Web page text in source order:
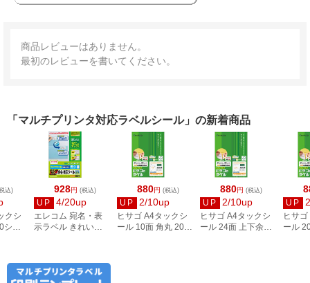
商品レビューはありません。
最初のレビューを書いてください。
「マルチプリンタ対応ラベルシール」の新着商品
928円 (税込)
UP 4/20up
エレコム 宛名・表
示ラベル きれい貼
880円 (税込)
UP 2/10up
ヒサゴ A4タックシ
ール 10面 角丸 20シ
880円 (税込)
UP 2/10up
ヒサゴ A4タックシ
ール 24面 上下余白
UP
ヒサ
ール
込)
クシ
シー